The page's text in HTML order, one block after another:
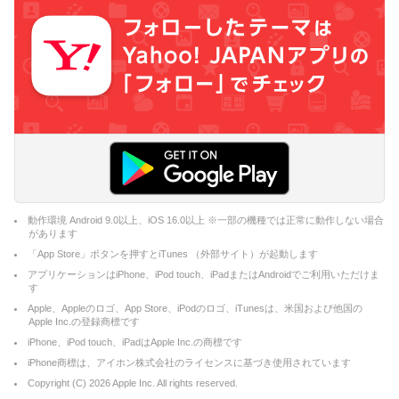
動作環境 Android 9.0以上、iOS 16.0以上 ※一部の機種では正常に動作しない場合
があります
「App Store」ボタンを押すとiTunes （外部サイト）が起動します
アプリケーションはiPhone、iPod touch、iPadまたはAndroidでご利用いただけま
す
Apple、Appleのロゴ、App Store、iPodのロゴ、iTunesは、米国および他国の
Apple Inc.の登録商標です
iPhone、iPod touch、iPadはApple Inc.の商標です
iPhone商標は、アイホン株式会社のライセンスに基づき使用されています
Copyright (C) 2026Apple Inc. All rights reserved.